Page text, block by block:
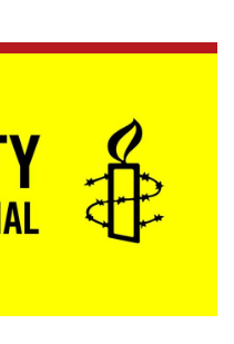
متفرقات
نداء القرّاء
خاص الموقع